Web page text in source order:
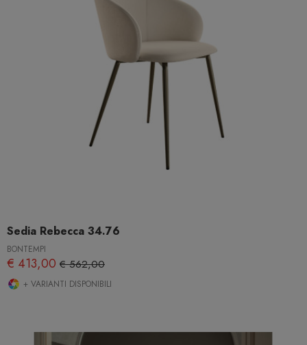
Sedia Rebecca 34.76
BONTEMPI
€ 413,00 € 562,00
+ VARIANTI DISPONIBILI